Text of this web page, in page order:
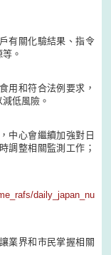
有關化驗結果、指令
。
用和符合法例要求，
低風險。
中心會繼續加強對日
調整相關監測工作；
daily_japan_nu
業界和市民掌握相關